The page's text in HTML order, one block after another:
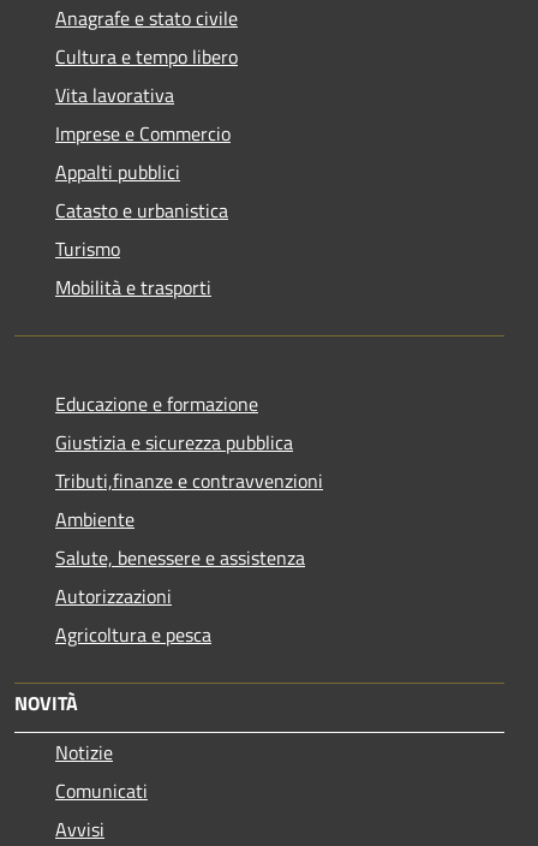
Anagrafe e stato civile
Cultura e tempo libero
Vita lavorativa
Imprese e Commercio
Appalti pubblici
Catasto e urbanistica
Turismo
Mobilità e trasporti
Educazione e formazione
Giustizia e sicurezza pubblica
Tributi,finanze e contravvenzioni
Ambiente
Salute, benessere e assistenza
Autorizzazioni
Agricoltura e pesca
NOVITÀ
Notizie
Comunicati
Avvisi